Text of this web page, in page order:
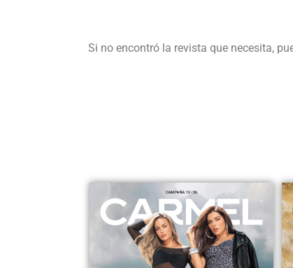
Si no encontró la revista que necesita,